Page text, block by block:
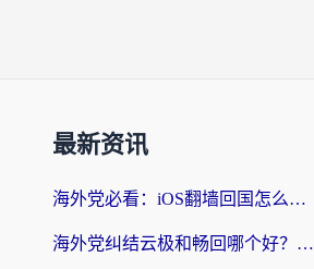
最新资讯
海外党必看：iOS翻墙回国怎么选？一篇搞定无缝访问国内资源
海外党纠结云极和畅回哪个好？一篇讲透回国加速器怎么选（附避坑指南）